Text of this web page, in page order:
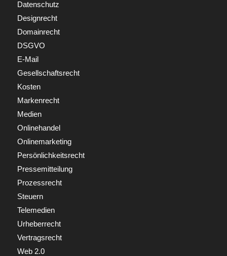
Datenschutz
Designrecht
Domainrecht
DSGVO
E-Mail
Gesellschaftsrecht
Kosten
Markenrecht
Medien
Onlinehandel
Onlinemarketing
Persönlichkeitsrecht
Pressemitteilung
Prozessrecht
Steuern
Telemedien
Urheberrecht
Vertragsrecht
Web 2.0